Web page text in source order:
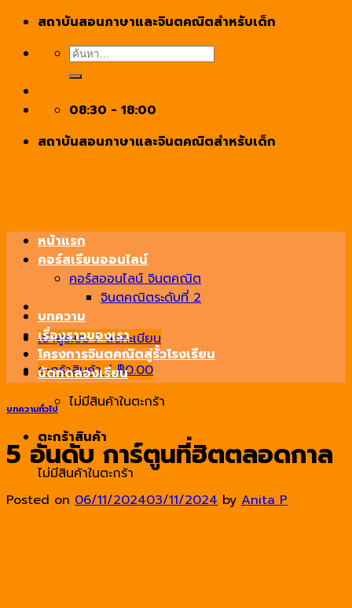
Skip
content
สถาบันสอนภาษาและจินตคณิตสำหรับเด็ก
ค้นหา:
08:30 - 18:00
สถาบันสอนภาษาและจินตคณิตสำหรับเด็ก
เข้าสู่ระบบ / ลงทะเบียน
ตะกร้าสินค้า /฿0.00
ไม่มีสินค้าในตะกร้า
ตะกร้าสินค้า
ไม่มีสินค้าในตะกร้า
หน้าแรก
คอร์สเรียนออนไลน์
คอร์สออนไลน์ จินตคณิต
จินตคณิตระดับที่ 2
บทความ
เรื่องราวของเรา
โครงการจินตคณิตสู่รั้วโรงเรียน
นัดทดลองเรียน
บทความทั่วไป
5 อันดับ การ์ตูนที่ฮิตตลอดกาล
Posted on 06/11/202403/11/2024 by Anita P